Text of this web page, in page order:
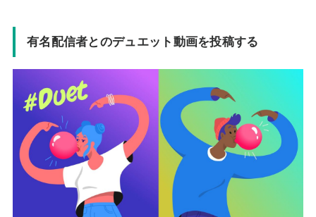
有名配信者とのデュエット動画を投稿する